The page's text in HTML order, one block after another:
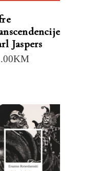
Jaspers
KM